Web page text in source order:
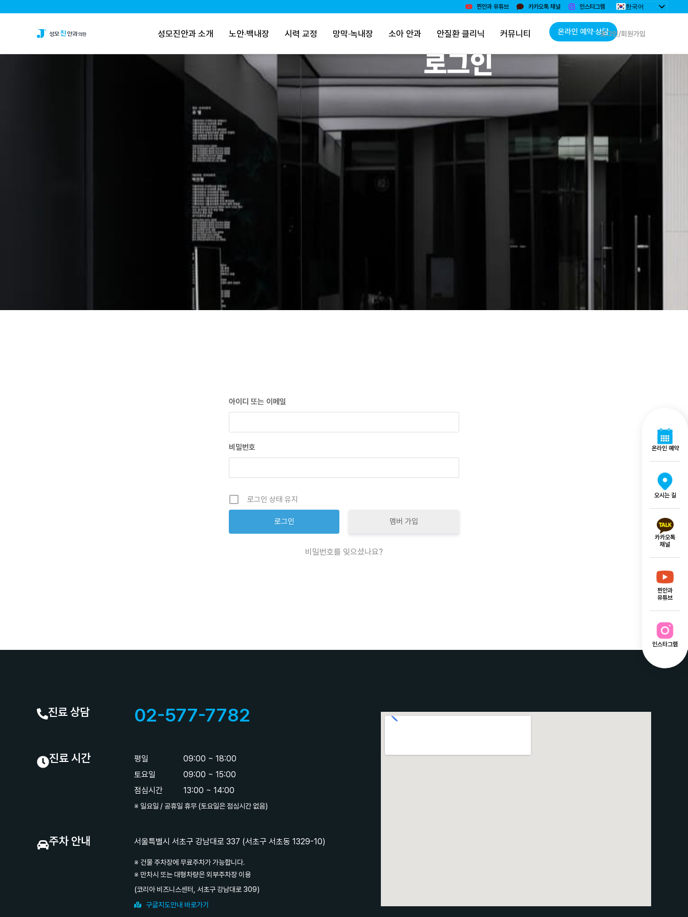
인스타그램
카카오톡 채널
찐안과 유튜브
한국어
简体中文
Bahasa Indonesia
성모진안과 소개 노안·백내장 시력 교정 망막·녹내장 소아 안과 안질환 클리닉 커뮤니티 온라인 예약·상담로그인/회원가입
로그인
아이디 또는 이메일
비밀번호
로그인 상태 유지
멤버 가입
비밀번호를 잊으셨나요?
진료 상담 02-577-7782
진료 시간
평일
토요일
점심시간
09:00 ~ 18:00
09:00 ~ 15:00
13:00 ~ 14:00
※ 일요일 / 공휴일 휴무 (토요일은 점심시간 없음)
주차 안내 서울특별시 서초구 강남대로 337 (서초구 서초동 1329-10)
※ 건물 주차장에 무료주차가 가능합니다.
※ 만차시 또는 대형차량은 외부주차장 이용
(코리아 비즈니스센터, 서초구 강남대로 309)
구글지도안내 바로가기
온라인 예약
오시는 길
카카오톡
채널
찐안과
유튜브
인스타그램